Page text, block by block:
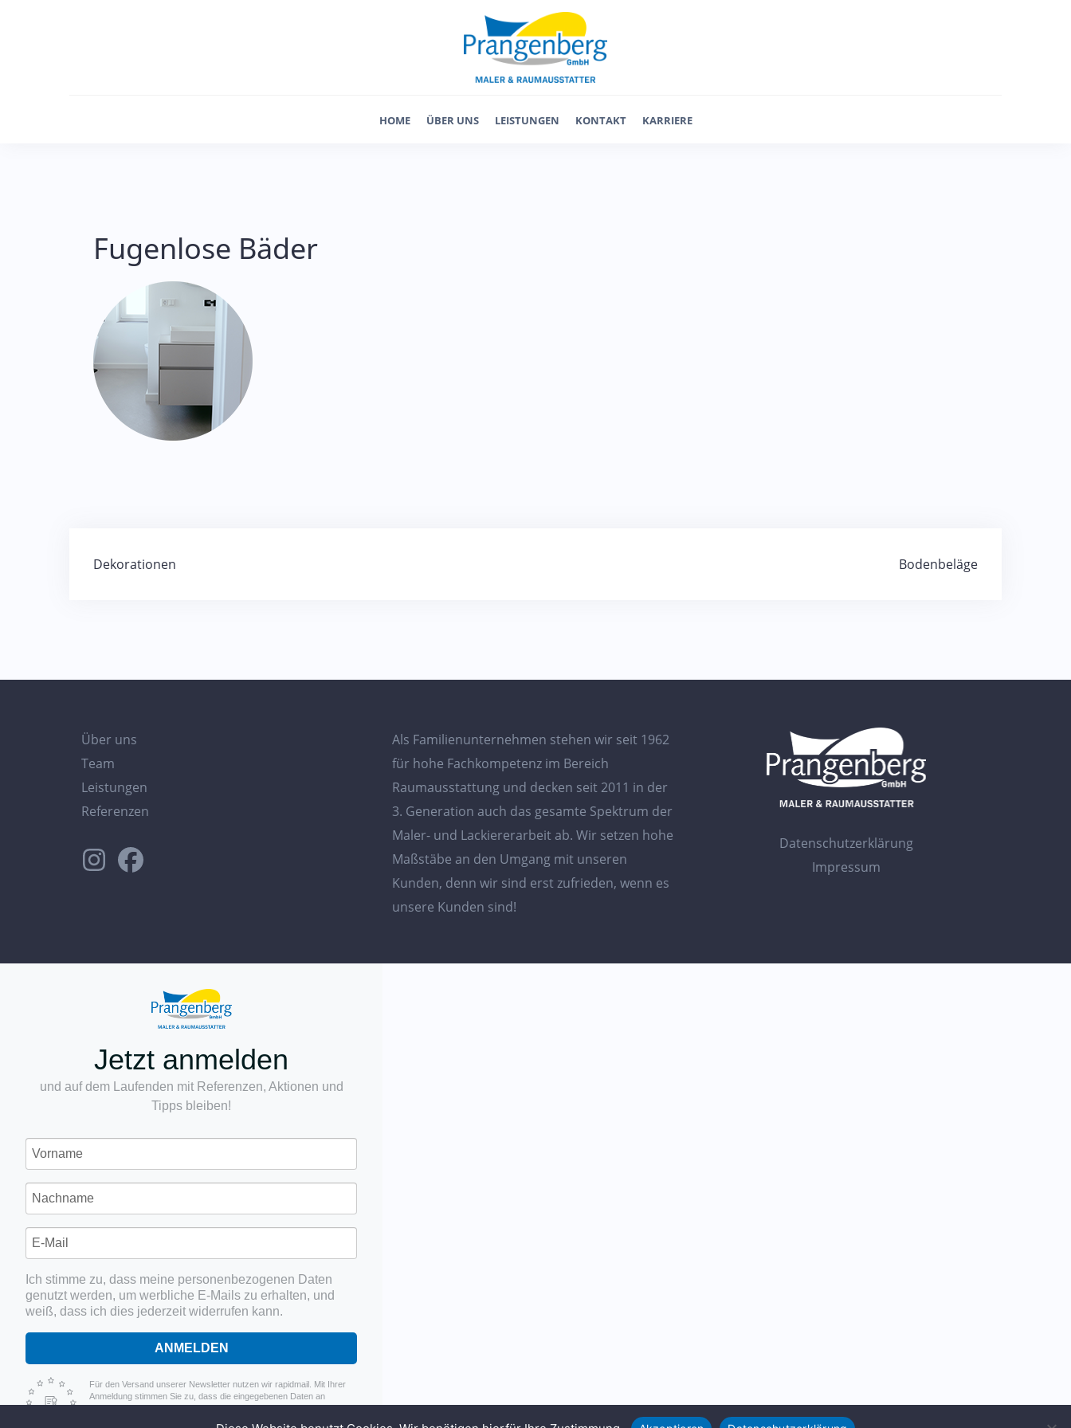
HOME ÜBER UNS LEISTUNGEN KONTAKT KARRIERE
Fugenlose Bäder
Beitragsnavigation
Dekorationen Bodenbeläge
Über uns
Team
Leistungen
Referenzen
Als Familienunternehmen stehen wir seit 1962
für hohe Fachkompetenz im Bereich
Raumausstattung und decken seit 2011 in der
3. Generation auch das gesamte Spektrum der
Maler- und Lackiererarbeit ab. Wir setzen hohe
Maßstäbe an den Umgang mit unseren
Kunden, denn wir sind erst zufrieden, wenn es
unsere Kunden sind!
Datenschutzerklärung
Impressum
Jetzt anmelden
und auf dem Laufenden mit Referenzen, Aktionen und
Tipps bleiben!
Ich stimme zu, dass meine personenbezogenen Daten
genutzt werden, um werbliche E-Mails zu erhalten, und
weiß, dass ich dies jederzeit widerrufen kann.
ANMELDEN
Für den Versand unserer Newsletter nutzen wir rapidmail. Mit Ihrer
Anmeldung stimmen Sie zu, dass die eingegebenen Daten an
rapidmail übermittelt werden. Beachten Sie bitte auch die AGB und